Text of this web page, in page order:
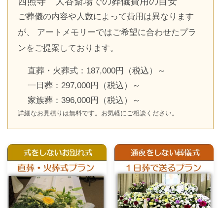
ご葬儀の内容や人数によって費用は異なります
が、 アートメモリーではご希望に合わせたプラ
ンをご提案しております。
直葬・火葬式：187,000円（税込）～
一日葬：297,000円（税込）～
家族葬：396,000円（税込）～
詳細なお見積りは無料です。お気軽にご相談ください。